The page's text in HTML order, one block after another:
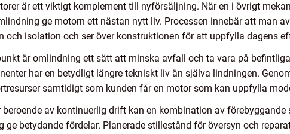
är ett viktigt komplement till nyförsäljning. När en i övrigt
ge motorn ett nästan nytt liv. Processen innebär att man
och isolation och ser över konstruktionen för att uppfylla dagens
är omlindning ett sätt att minska avfall och ta vara på
har en betydligt längre tekniskt liv än själva lindningen.
samtidigt som kunden får en motor som kan uppfylla
beroende av kontinuerlig drift kan en kombination av
ge betydande fördelar. Planerade stillestånd för översyn och